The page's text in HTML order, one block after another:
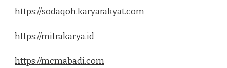
https://sodaqoh.karyarakyat.com
https://mitrakarya.id
https://mcmabadi.com